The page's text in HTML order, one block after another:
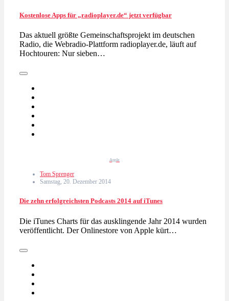
Kostenlose Apps für „radioplayer.de“ jetzt verfügbar
Das aktuell größte Gemeinschaftsprojekt im deutschen
Radio, die Webradio-Plattform radioplayer.de, läuft auf
Hochtouren: Nur sieben…
Apple
Tom Sprenger
Samstag, 20. Dezember 2014
Die zehn erfolgreichsten Podcasts 2014 auf iTunes
Die iTunes Charts für das ausklingende Jahr 2014 wurden
veröffentlicht. Der Onlinestore von Apple kürt…